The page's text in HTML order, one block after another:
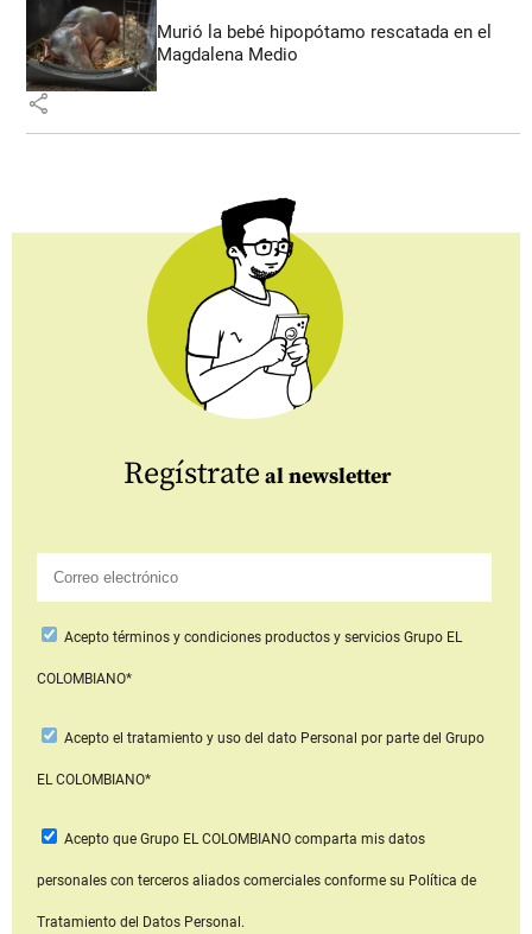
Murió la bebé hipopótamo rescatada en el
Magdalena Medio
share
Regístrate al newsletter
Aceptotérminos y condiciones productos y serviciosGrupo EL
COLOMBIANO*
Acepto el tratamiento y uso del dato Personal por parte del Grupo
EL COLOMBIANO*
Acepto que Grupo EL COLOMBIANOcomparta mis datos
personales con terceros aliados comerciales conforme su Política de
Tratamiento del Datos Personal.